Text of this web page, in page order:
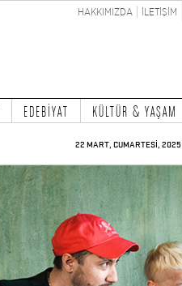
HAKKIMIZDA İLETİŞİM
EDEBİYAT KÜLTÜR & YAŞAM
22 MART, CUMARTESİ, 2025